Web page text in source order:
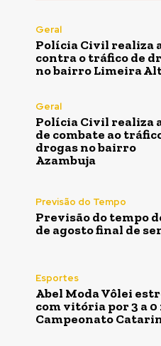
Geral
Polícia Civil realiza
contra o tráfico de
no bairro Limeira
Geral
Polícia Civil realiza
de combate ao
drogas no bairro
Azambuja
Previsão do Tempo
Previsão do tempo
de agosto final de
Esportes
Abel Moda Vôlei
com vitória por 3 a 0
Campeonato